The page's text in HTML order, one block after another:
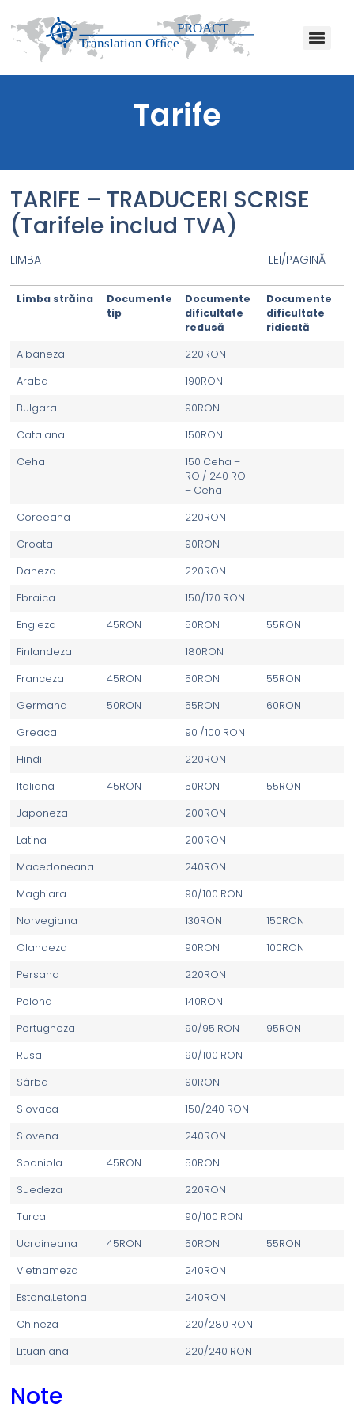
Tarife
TARIFE – TRADUCERI SCRISE
(Tarifele includ TVA)
LIMBA LEI/PAGINĂ
Limba străina
Documente
tip
Documente
dificultate
redusă
Documente
dificultate
ridicată
Albaneza
220RON
Araba
190RON
Bulgara
90RON
Catalana
150RON
Ceha
150 Ceha –
RO / 240 RO
– Ceha
Coreeana
220RON
Croata
90RON
Daneza
220RON
Ebraica
150/170 RON
Engleza
45RON 50RON
55RON
Finlandeza
180RON
Franceza
45RON 50RON
55RON
Germana
50RON 55RON
60RON
Greaca
90 /100 RON
Hindi
220RON
Italiana
45RON 50RON
55RON
Japoneza
200RON
Latina
200RON
Macedoneana
240RON
Maghiara
90/100 RON
Norvegiana
130RON
150RON
Olandeza
90RON
100RON
Persana
220RON
Polona
140RON
Portugheza
90/95 RON
95RON
Rusa
90/100 RON
Sârba
90RON
Slovaca
150/240 RON
Slovena
240RON
Spaniola
45RON
50RON
Suedeza
220RON
Turca
90/100 RON
Ucraineana
45RON 50RON
55RON
Vietnameza
240RON
Estona,Letona
240RON
Chineza
220/280 RON
Lituaniana
220/240 RON
Note